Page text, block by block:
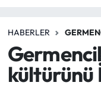
HABERLER
kültürünü
EĞİTİM
EKONOMİ
Süper Lig
Tüm Manşetler